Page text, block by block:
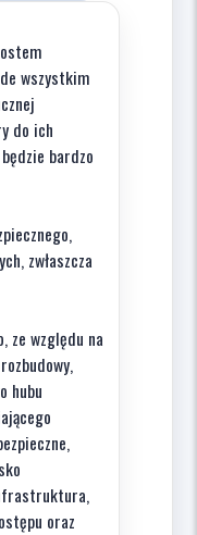
wszystkim
do ich
bardzo
zwłaszcza
ze względu na
hubu
oraz